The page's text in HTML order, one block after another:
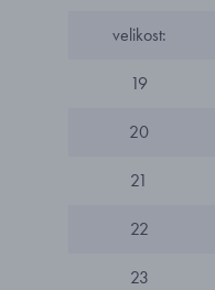
velikost:
19
20
21
22
23